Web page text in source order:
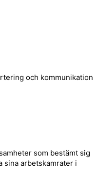
och kommunikation
som bestämt sig
sina arbetskamrater i